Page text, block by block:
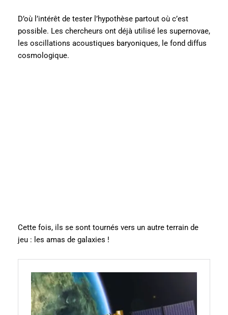
D’où l’intérêt de tester l’hypothèse partout où c’est
possible. Les chercheurs ont déjà utilisé les supernovae,
les oscillations acoustiques baryoniques, le fond diffus
cosmologique.
Cette fois, ils se sont tournés vers un autre terrain de
jeu : les amas de galaxies !